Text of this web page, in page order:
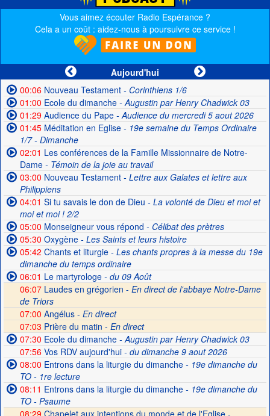
Vous aimez écouter Radio Espérance ?
Cela a un coût : aidez-nous à poursuivre ce service !
Aujourd'hui
00:06Nouveau Testament- Corinthiens 1/6
01:00 Ecole du dimanche- Augustin par Henry Chadwick 03
01:29Audience du Pape- Audience du mercredi 5 aout 2026
01:45Méditation en Eglise- 19e semaine du Temps Ordinaire
1/7 - Dimanche
02:01 Les conférences de la Famille Missionnaire de Notre-
Dame- Témoin de la joie au travail
03:00 Nouveau Testament- Lettre aux Galates et lettre aux
Philippiens
04:01 Si tu savais le don de Dieu - La volonté de Dieu et moi et
moi et moi ! 2/2
05:00 Monseigneur vous répond - Célibat des prètres
05:30 Oxygène- Les Saints et leurs histoire
05:42 Chants et liturgie- Les chants propres à la messe du 19e
dimanche du temps ordinaire
06:01 Le martyrologe- du 09 Août
06:07Laudes en grégorien - En direct de l'abbaye Notre-Dame
de Triors
07:00 Angélus - En direct
07:03 Prière du matin - En direct
07:30 Ecole du dimanche- Augustin par Henry Chadwick 03
07:56Vos RDV aujourd'hui- du dimanche 9 aout 2026
08:00 Entrons dans la liturgie du dimanche- 19e dimanche du
TO - 1re lecture
08:11 Entrons dans la liturgie du dimanche- 19e dimanche du
TO - Psaume
08:29 Chapelet aux intentions du monde et de l'Eglise -